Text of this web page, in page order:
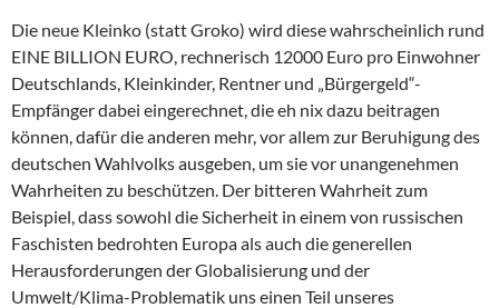
Die neue Kleinko (statt Groko) wird diese wahrscheinlich rund
EINE BILLION EURO, rechnerisch 12000 Euro pro Einwohner
Deutschlands, Kleinkinder, Rentner und „Bürgergeld“-
Empfänger dabei eingerechnet, die eh nix dazu beitragen
können, dafür die anderen mehr, vor allem zur Beruhigung des
deutschen Wahlvolks ausgeben, um sie vor unangenehmen
Wahrheiten zu beschützen. Der bitteren Wahrheit zum
Beispiel, dass sowohl die Sicherheit in einem von russischen
Faschisten bedrohten Europa als auch die generellen
Herausforderungen der Globalisierung und der
Umwelt/Klima-Problematik uns einen Teil unseres